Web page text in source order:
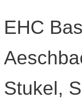
EHC
Stukel,